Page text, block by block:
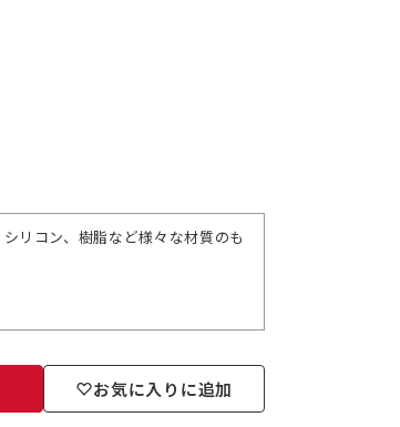
リコン、樹脂など様々な材質のも
お気に入りに追加